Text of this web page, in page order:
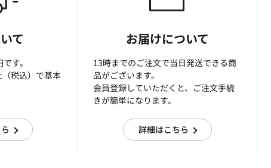
て
す。
税込）で基本
お届けについて
13時までのご注文で当日発送できる商
品がございます。
会員登録していただくと、ご注文手続
きが簡単になります。
詳細はこちら